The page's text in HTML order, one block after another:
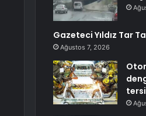
Gazeteci Yıldız Tar
Ağustos 7, 2026